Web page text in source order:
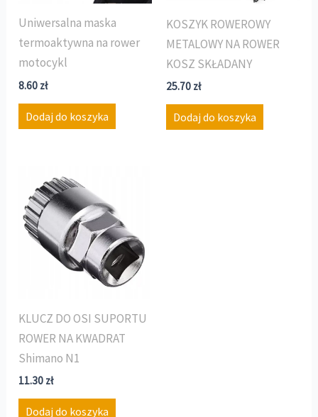
Uniwersalna maska
termoaktywna na rower
motocykl
8.60 zł
Dodaj do koszyka
KOSZYK ROWEROWY
METALOWY NA ROWER
KOSZ SKŁADANY
25.70 zł
Dodaj do koszyka
KLUCZ DO OSI SUPORTU
ROWER NA KWADRAT
Shimano N1
11.30 zł
Dodaj do koszyka